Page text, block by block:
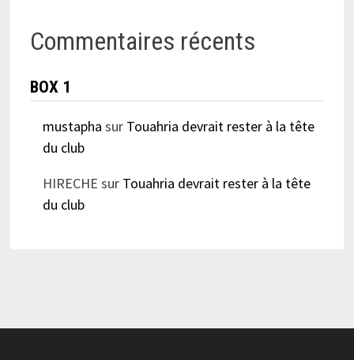
Commentaires récents
BOX 1
mustapha sur Touahria devrait rester à la tête
du club
HIRECHE sur Touahria devrait rester à la tête
du club